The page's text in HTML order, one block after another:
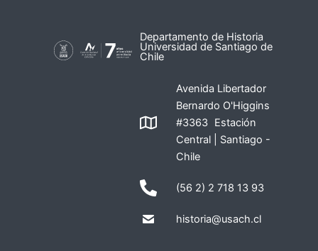
Departamento de Historia
Universidad de Santiago de
Chile
Avenida Libertador
Bernardo O'Higgins
#3363 Estación
Central | Santiago -
Chile
(56 2) 2 718 13 93
historia@usach.cl